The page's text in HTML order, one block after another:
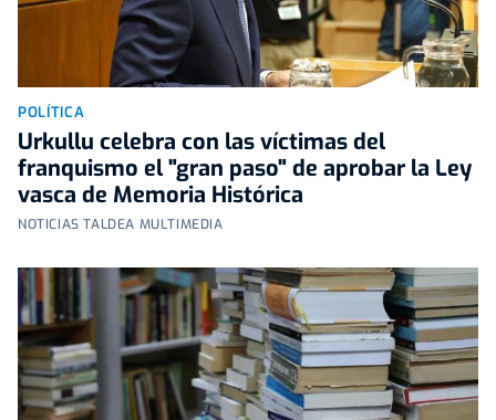
POLÍTICA
Urkullu celebra con las víctimas del
franquismo el "gran paso" de aprobar la Ley
vasca de Memoria Histórica
NOTICIAS TALDEA MULTIMEDIA